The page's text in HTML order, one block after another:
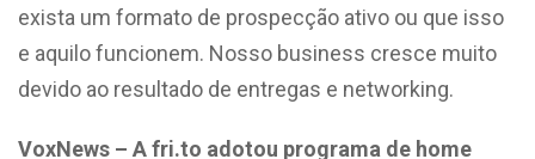
exista um formato de prospecção ativo ou que isso
e aquilo funcionem. Nosso business cresce muito
devido ao resultado de entregas e networking.
VoxNews – A fri.to adotou programa de home